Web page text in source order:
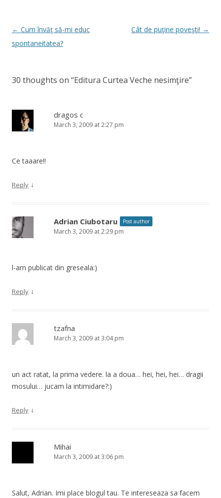
Post
navigation
← Cum învăţ să-mi educ
spontaneitatea?
Cât de puţine poveşti! →
30 thoughts on “Editura Curtea Veche nesimţire”
dragos c
March 3, 2009 at 2:27 pm
Ce taaare!!
Reply ↓
Adrian Ciubotaru Post author
March 3, 2009 at 2:29 pm
l-am publicat din greseala:)
Reply ↓
tzafna
March 3, 2009 at 3:04 pm
un act ratat, la prima vedere. la a doua… hei, hei, hei… dragii
mosului… jucam la intimidare?:)
Reply ↓
Mihai
March 3, 2009 at 3:06 pm
Salut, Adrian. Imi place blogul tau. Te intereseaza sa facem